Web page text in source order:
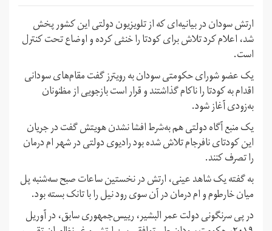
ارتش سودان در بیانیه‌ای که از تلویزیون دولتی این کشور پخش
شد، اعلام کرد تلاش برای کودتا را خنثی کرده و اوضاع تحت کنترل
است.
یک عضو شورای حکومتی سودان به رویترز گفت مقام‌های سودانی
اقدام به کودتا را ناکام گذاشتند و قرار است بازجویی از مظنونان
به‌زودی آغاز شود.
یک منبع آگاه دولتی هم به‌شرط افشا نشدن هویتش گفت در جریان
این کودتای نافرجام تلاش شده بود رادیوی دولتی در شهر ام‌ درمان
را تصرف کنند.
به گفته یک شاهد عینی، ارتش در نخستین ساعات صبح سه‌شنبه پل
میان خارطوم و ام درمان در آن‌ سوی رود نیل را با تانک بسته بود.
در پی سرنگونی دولت عمر البشیر، رییس‌جمهوری سابق، در آوریل